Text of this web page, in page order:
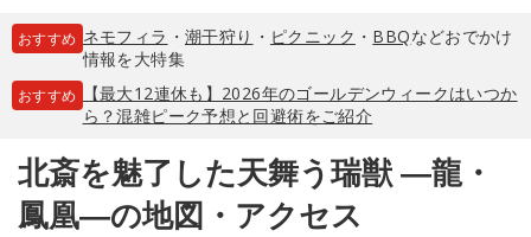
おすすめ ネモフィラ ・ 潮干狩り ・ ピクニック ・ BBQなどおでかけ
情報を大特集
おすすめ
【最大12連休も】2026年のゴールデンウィークはいつか
ら？混雑ピーク予想と回避術をご紹介
北斎を魅了した天舞う瑞獣 ―龍・
鳳凰―の地図・アクセス